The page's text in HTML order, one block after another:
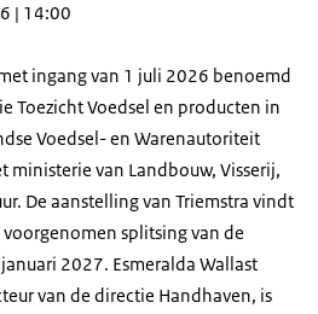
| 14:00
ingang van 1 juli 2026 benoemd
Toezicht Voedsel en producten in
Voedsel- en Warenautoriteit
ministerie van Landbouw, Visserij,
De aanstelling van Triemstra vindt
splitsing van de
2027. Esmeralda Wallast
van de directie Handhaven, is